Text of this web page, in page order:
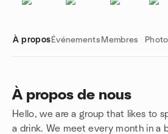
À propos Événements Membres
À propos de nous
Hello, we are a group that likes to
a drink. We meet every month in a
Liens de groupe